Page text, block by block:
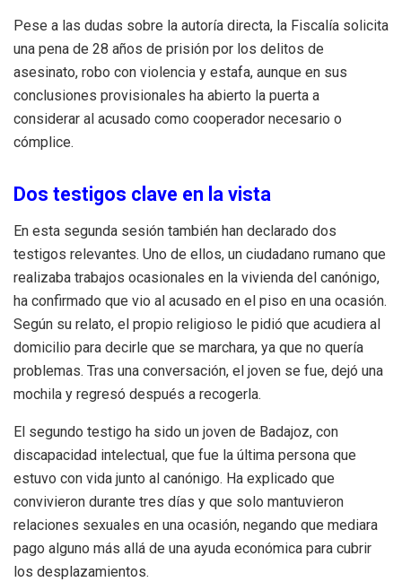
Pese a las dudas sobre la autoría directa, la Fiscalía solicita
una pena de 28 años de prisión por los delitos de
asesinato, robo con violencia y estafa, aunque en sus
conclusiones provisionales ha abierto la puerta a
considerar al acusado como cooperador necesario o
cómplice.
Dos testigos clave en la vista
En esta segunda sesión también han declarado dos
testigos relevantes. Uno de ellos, un ciudadano rumano que
realizaba trabajos ocasionales en la vivienda del canónigo,
ha confirmado que vio al acusado en el piso en una ocasión.
Según su relato, el propio religioso le pidió que acudiera al
domicilio para decirle que se marchara, ya que no quería
problemas. Tras una conversación, el joven se fue, dejó una
mochila y regresó después a recogerla.
El segundo testigo ha sido un joven de Badajoz, con
discapacidad intelectual, que fue la última persona que
estuvo con vida junto al canónigo. Ha explicado que
convivieron durante tres días y que solo mantuvieron
relaciones sexuales en una ocasión, negando que mediara
pago alguno más allá de una ayuda económica para cubrir
los desplazamientos.